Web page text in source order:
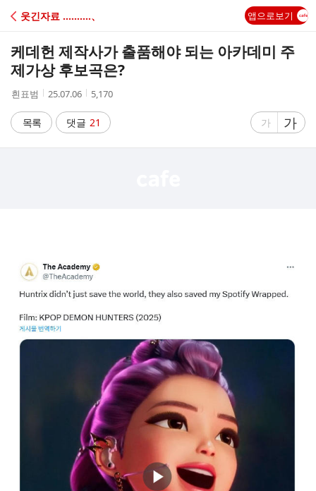
C
A
웃긴자료 ‥‥‥‥‥、 앱으로보기
케데헌 제작사가 출품해야 되는 아카데미 주
제가상 후보곡은?
작
자
흰표범
작
시
간
25.07.06
조
수
5,170
목록 댓글 21
글
가
글
자
가